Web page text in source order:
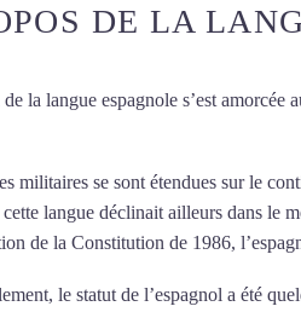
DE LA
de la langue espagnole s’est
militaires se sont étendues sur le
langue déclinait ailleurs dans le
de la Constitution de 1986,
le statut de l’espagnol a été